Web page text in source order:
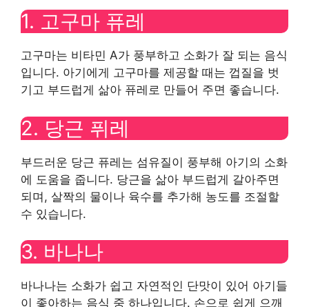
1. 고구마 퓨레
고구마는 비타민 A가 풍부하고 소화가 잘 되는 음식
입니다. 아기에게 고구마를 제공할 때는 껍질을 벗
기고 부드럽게 삶아 퓨레로 만들어 주면 좋습니다.
2. 당근 퓌레
부드러운 당근 퓨레는 섬유질이 풍부해 아기의 소화
에 도움을 줍니다. 당근을 삶아 부드럽게 갈아주면
되며, 살짝의 물이나 육수를 추가해 농도를 조절할
수 있습니다.
3. 바나나
바나나는 소화가 쉽고 자연적인 단맛이 있어 아기들
이 좋아하는 음식 중 하나입니다. 손으로 쉽게 으깨